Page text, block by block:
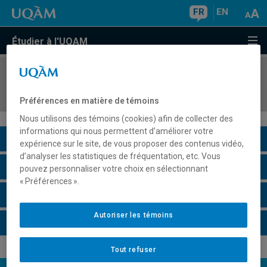
FR EN
Étudier à l'UQAM
COURS//
Description du cours
Horaire - Été 2026
Préférences en matière de témoins
Nous utilisons des témoins (cookies) afin de collecter des
informations qui nous permettent d’améliorer votre
expérience sur le site, de vous proposer des contenus vidéo,
d’analyser les statistiques de fréquentation, etc. Vous
pouvez personnaliser votre choix en sélectionnant
« Préférences ».
Tout refuser
Autoriser les témoins